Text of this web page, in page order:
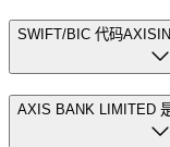
SWIFT/BIC 代码
AXIS BANK LIMITED